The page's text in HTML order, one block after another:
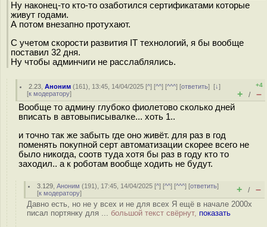
Ну наконец-то кто-то озаботился сертификатами которые
живут годами.
А потом внезапно протухают.
С учетом скорости развития IT технологий, я бы вообще
поставил 32 дня.
Ну чтобы админчиги не расслаблялись.
2.23 ,Аноним (161), 13:45, 14/04/2025 [^] [^^] [^^^] [ответить][↓]
[к модератору]
+4
+ / –
Вообще то админу глубоко фиолетово сколько дней
вписать в автовыписывалке... хоть 1..
и точно так же забыть где оно живёт. для раз в год
поменять покупной серт автоматизации скорее всего не
было никогда, соотв туда хотя бы раз в году кто то
заходил.. а к роботам вообще ходить не будут.
3.129 ,Аноним (191), 17:45, 14/04/2025 [^] [^^] [^^^] [ответить]
[к модератору] + / –
Давно есть, но не у всех и не для всех Я ещё в начале 2000х
писал портянку для ... большой текст свёрнут, показать